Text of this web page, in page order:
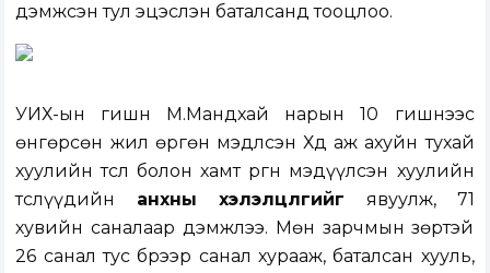
дэмжсэн тул эцэслэн баталсанд тооцлоо.
УИХ-ын гишүүн М.Мандхай нарын 10 гишүүнээс
өнгөрсөн жил өргөн мэдүүлсэнХөдөө аж ахуйн тухай
хуулийн төсөл болон хамт өргөн мэдүүлсэн хуулийн
төслүүдийн анхны хэлэлцүүлгийг явуулж, 71
хувийн саналаар дэмжлээ. Мөн зарчмын зөрүүтэй
26 санал тус бүрээр санал хурааж, баталсан хууль,